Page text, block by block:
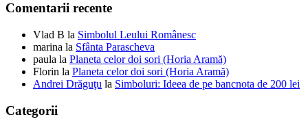
Comentarii recente
Vlad B la Simbolul Leului Românesc
marina la Sfânta Parascheva
paula la Planeta celor doi sori (Horia Aramă)
Florin la Planeta celor doi sori (Horia Aramă)
Andrei Drăguţu la Simboluri: Ideea de pe bancnota de 200 lei
Categorii